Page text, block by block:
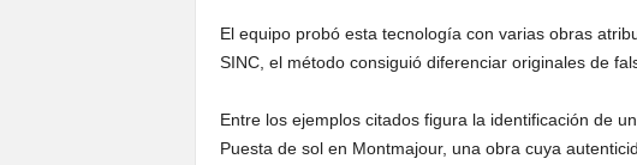
El equipo probó esta tecnología con varias obras
SINC, el método consiguió diferenciar originales de
Entre los ejemplos citados figura la identificación de
Puesta de sol en Montmajour, una obra cuya